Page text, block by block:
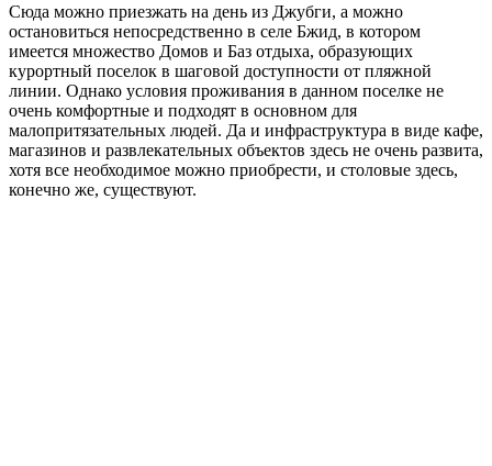
Сюда можно приезжать на день из Джубги, а можно
остановиться непосредственно в селе Бжид, в котором
имеется множество Домов и Баз отдыха, образующих
курортный поселок в шаговой доступности от пляжной
линии. Однако условия проживания в данном поселке не
очень комфортные и подходят в основном для
малопритязательных людей. Да и инфраструктура в виде кафе,
магазинов и развлекательных объектов здесь не очень развита,
хотя все необходимое можно приобрести, и столовые здесь,
конечно же, существуют.